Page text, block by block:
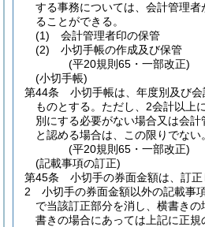
する事務については、会計管理
ることができる。
(1)
会計管理者印の保管
(2)
小切手帳の作成及び保管
(平20規則65・一部改正)
(小切手帳)
第44条
小切手帳は、年度別及び
ものとする。 ただし、2会計以上
別にする必要がない場合又は会
と認める場合は、この限りでない。
(平20規則65・一部改正)
(記載事項の訂正)
第45条
小切手の券面金額は、訂正
2
小切手の券面金額以外の記載事
で当該訂正部分を消し、横書き
書きの場合にあっては上記に正規